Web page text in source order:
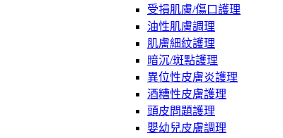
受損肌膚/傷口護理
油性肌膚調理
肌膚細紋護理
暗沉/斑點護理
異位性皮膚炎護理
酒糟性皮膚護理
頭皮問題護理
嬰幼兒皮膚調理